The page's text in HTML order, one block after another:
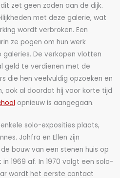
zet geen zoden aan de dijk.
met deze galerie, wat
wordt verbroken. Een
ze pogen om hun werk
galeries. De verkopen vlotten
geld te verdienen met de
die hen veelvuldig opzoeken en
ook al doordat hij voor korte tijd
opnieuw is aangegaan.
solo-exposities plaats,
Johfra en Ellen zijn
bouw van een stenen huis op
1969 af. In 1970 volgt een solo-
wordt het eerste contact